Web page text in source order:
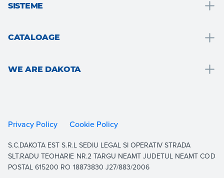
Gradina, teresa si zone exterioare
Consolidare și întărire structurală
Arată tot
SISTEME
Sisteme drive-on
Acoperis
Aerare
CATALOAGE
Roof
Building
WE ARE DAKOTA
Documentație
Lucrați cu noi
Privacy Policy Cookie Policy
S.C.DAKOTA EST S.R.L SEDIU LEGAL SI OPERATIV STRADA
SLT.RADU TEOHARIE NR.2 TARGU NEAMT JUDETUL NEAMT COD
POSTAL 615200 RO 18873830 J27/883/2006